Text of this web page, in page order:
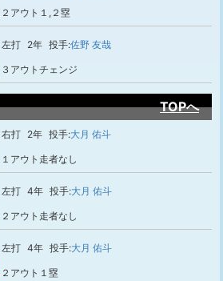
２アウト１,２塁
左打 2年 投手:佐野 友哉
３アウトチェンジ
TOPへ
右打 2年 投手:大月 佑斗
１アウト走者なし
左打 4年 投手:大月 佑斗
２アウト走者なし
左打 4年 投手:大月 佑斗
２アウト１塁